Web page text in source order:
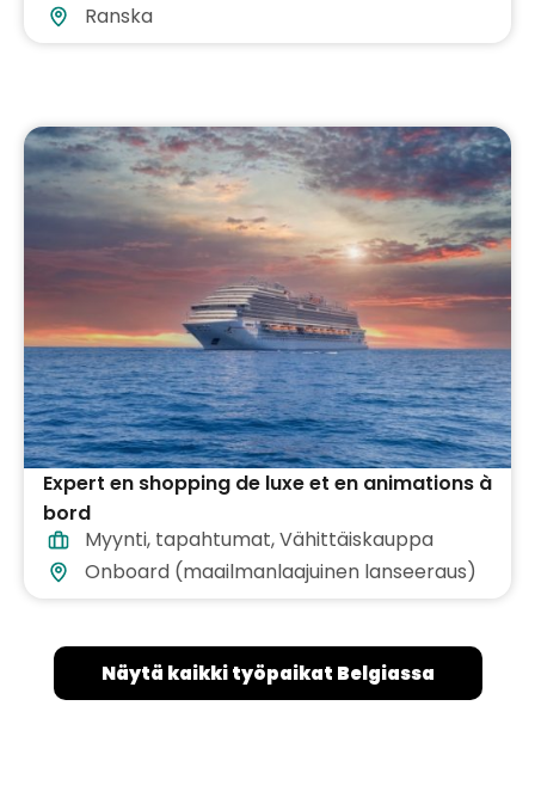
Ranska
Expert en shopping de luxe et en animations à
bord
Myynti, tapahtumat,Vähittäiskauppa
Onboard (maailmanlaajuinen lanseeraus)
Näytä kaikki työpaikat Belgiassa